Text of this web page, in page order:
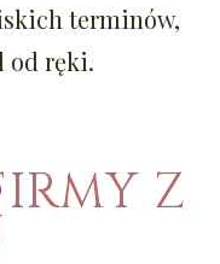
terminów,
od ręki.
Z